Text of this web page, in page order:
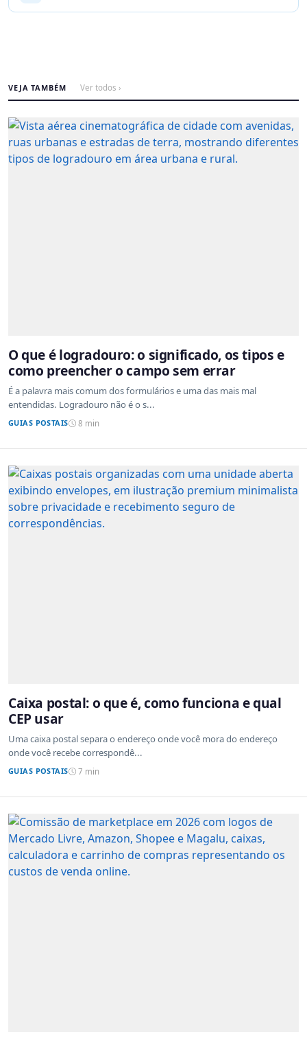
VEJA TAMBÉM Ver todos ›
O que é logradouro: o significado, os tipos e
como preencher o campo sem errar
É a palavra mais comum dos formulários e uma das mais mal
entendidas. Logradouro não é o s...
GUIAS POSTAIS 8 min
Caixa postal: o que é, como funciona e qual
CEP usar
Uma caixa postal separa o endereço onde você mora do endereço
onde você recebe correspondê...
GUIAS POSTAIS 7 min